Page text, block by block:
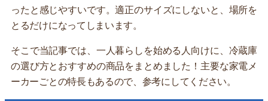
ったと感じやすいです。適正のサイズにしないと、場所を
とるだけになってしまいます。
そこで当記事では、一人暮らしを始める人向けに、冷蔵庫
の選び方とおすすめの商品をまとめました！主要な家電メ
ーカーごとの特長もあるので、参考にしてください。